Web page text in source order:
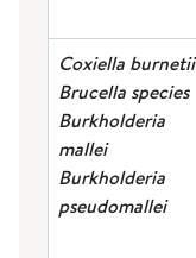
Coxiella burnetii
Brucella species
Burkholderia
mallei
Burkholderia
pseudomallei